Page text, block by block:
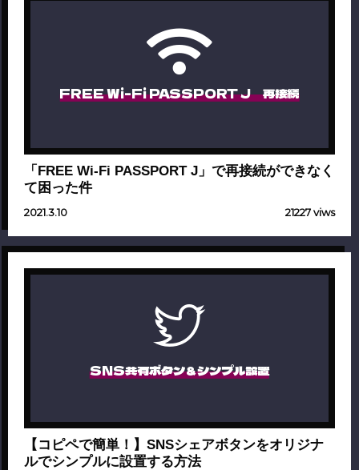
FREE Wi-Fi PASSPORT J 再接続
「FREE Wi-Fi PASSPORT J」で再接続ができなく
て困った件
2021.3.10 21227 viws
SNS共有ボタン＆シンプル設置
【コピペで簡単！】SNSシェアボタンをオリジナ
ルでシンプルに設置する方法